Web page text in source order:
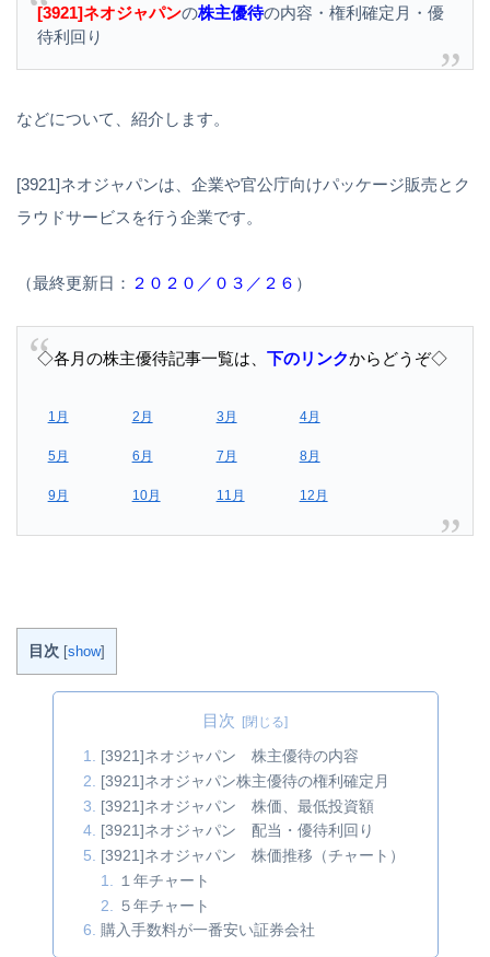
[3921]ネオジャパンの株主優待の内容・権利確定月・優
待利回り
などについて、紹介します。
[3921]ネオジャパンは、企業や官公庁向けパッケージ販売とク
ラウドサービスを行う企業です。
（最終更新日： ２０２０／０３／２６ ）
◇各月の株主優待記事一覧は、 下のリンクからどうぞ◇
1月 2月 3月 4月
5月 6月 7月 8月
9月 10月 11月 12月
目次 [show]
目次
[3921]ネオジャパン 株主優待の内容
[3921]ネオジャパン株主優待の権利確定月
[3921]ネオジャパン 株価、最低投資額
[3921]ネオジャパン 配当・優待利回り
[3921]ネオジャパン 株価推移（チャート）
１年チャート
５年チャート
購入手数料が一番安い証券会社